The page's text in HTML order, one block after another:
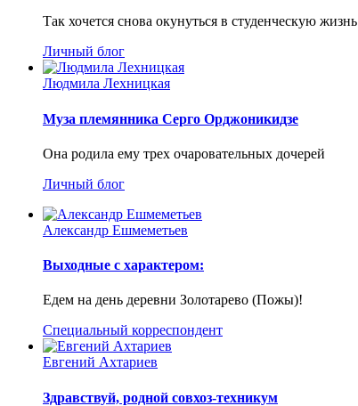
Так хочется снова окунуться в студенческую жизнь
Личный блог
Людмила Лехницкая
Муза племянника Серго Орджоникидзе
Она родила ему трех очаровательных дочерей
Личный блог
Александр Ешмеметьев
Выходные с характером:
Едем на день деревни Золотарево (Пожы)!
Специальный корреспондент
Евгений Ахтариев
Здравствуй, родной совхоз-техникум